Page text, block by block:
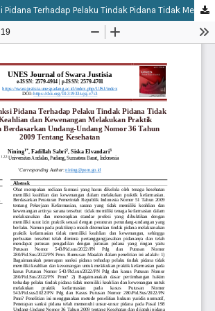
Penerapan Sanksi Pidana Terhadap Pelaku Tindak Pidana Tidak Memiliki Keahlian dan Kewenangan Melakukan Praktik Kefarmasian Berdasarkan Undang-Undang Nomor 36 Tahun 2009 Tentang Kesehatan